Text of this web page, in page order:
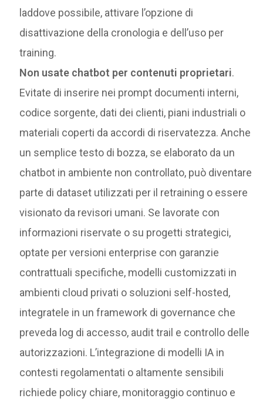
laddove possibile, attivare l’opzione di
disattivazione della cronologia e dell’uso per
training.
Non usate chatbot per contenuti proprietari.
Evitate di inserire nei prompt documenti interni,
codice sorgente, dati dei clienti, piani industriali o
materiali coperti da accordi di riservatezza. Anche
un semplice testo di bozza, se elaborato da un
chatbot in ambiente non controllato, può diventare
parte di dataset utilizzati per il retraining o essere
visionato da revisori umani. Se lavorate con
informazioni riservate o su progetti strategici,
optate per versioni enterprise con garanzie
contrattuali specifiche, modelli customizzati in
ambienti cloud privati o soluzioni self-hosted,
integratele in un framework di governance che
preveda log di accesso, audit trail e controllo delle
autorizzazioni. L’integrazione di modelli IA in
contesti regolamentati o altamente sensibili
richiede policy chiare, monitoraggio continuo e